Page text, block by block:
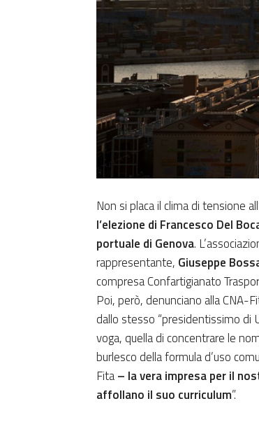
Non si placa il clima di tensione
l’elezione di Francesco Del
portuale di Genova.
rappresentante, Giuseppe
compresa Confartigianato
Poi, però, denunciano alla CNA-
dallo stesso “presidentissimo di
voga, quella di concentrare le
burlesco della formula d’uso
Fita– la vera impresa per il
affollano il suo curriculum”.